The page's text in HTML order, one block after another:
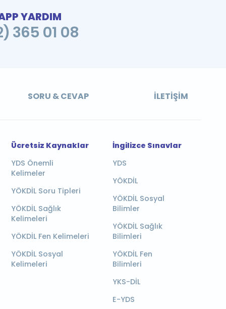
YARDIM
365 01 08
SORU & CEVAP İLETIŞIM
Ücretsiz Kaynaklar
YDS Önemli
Kelimeler
YÖKDİL Soru Tipleri
YÖKDİL Sağlık
Kelimeleri
YÖKDİL Fen Kelimeleri
YÖKDİL Sosyal
Kelimeleri
İngilizce Sınavlar
YDS
YÖKDİL
YÖKDİL Sosyal
Bilimler
YÖKDİL Sağlık
Bilimleri
YÖKDİL Fen
Bilimleri
YKS-DİL
E-YDS